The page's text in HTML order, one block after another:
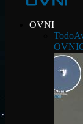
OVNI
Todo
OVNI